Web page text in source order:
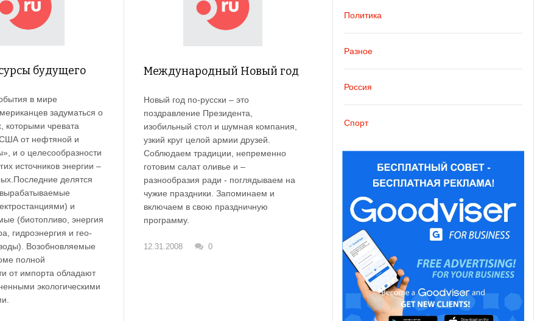
будущего
в мире
задуматься о
которыми чревата
от нефтяной и
и о целесообразности
источников энергии –
делятся
и
(биотопливо, энергия
гидроэнергия и гео-
Возобновляемые
полной
от импорта обладают
экологическими
Международный Новый год
Новый год по-русски – это
поздравление Президента,
изобильный стол и шумная компания,
узкий круг целой армии друзей.
Соблюдаем традиции, непременно
готовим салат оливье и –
разнообразия ради - поглядываем на
чужие праздники. Запоминаем и
включаем в свою праздничную
программу.
12.31.2008 0
Политика
Разное
Россия
Спорт